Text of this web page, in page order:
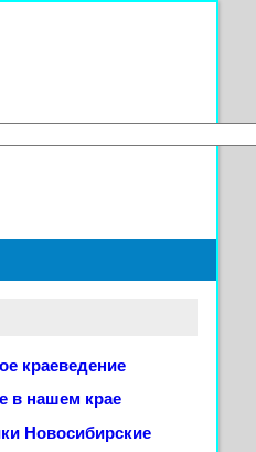
краеведение
в нашем крае
Новосибирские